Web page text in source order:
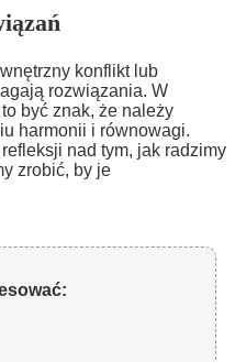
konflikt lub
rozwiązania. W
być znak, że należy
harmonii i równowagi.
nad tym, jak radzimy
zrobić, by je